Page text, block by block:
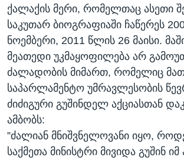
ქალაქის მერი, რომელთაც ასეთი
საკუთარ ბიოგრაფიაში ჩაწერეს
ნოემბერი, 2011 წლის 26 მაისი.
მეათედი უკმაყოფილება არ
ძალადობის მიმართ, რომელიც მათ
საპარლამენტო უმრავლესობის
ძიძიგური გუშინდელ აქციასთან
ამბობს:
”ძალიან მნიშვნელოვანი იყო,
საქმეთა მინისტრი მივიდა გუშინ იმ